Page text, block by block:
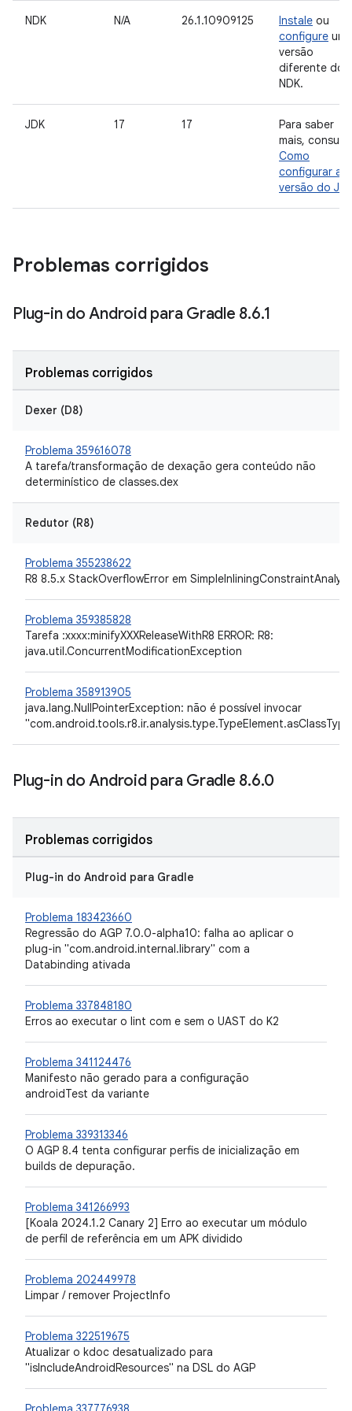
NDK N/A 26.1.10909125 Instale ou
configure uma
versão
diferente do
NDK.
JDK 17 17
Para saber
mais, consulte
Como
configurar a
versão do
Problemas corrigidos
Plug-in do Android para Gradle 8.6.1
Problemas corrigidos
Dexer (D8)
Problema 359616078
A tarefa/transformação de dexação gera conteúdo não
determinístico de classes.dex
Redutor (R8)
Problema 355238622
R8 8.5.x StackOverflowError em
Problema 359385828
Tarefa :xxxx:minifyXXXReleaseWithR8 ERROR: R8:
java.util.ConcurrentModificationException
Problema 358913905
java.lang.NullPointerException: não é possível invocar
Plug-in do Android para Gradle 8.6.0
Problemas corrigidos
Plug-in do Android para Gradle
Problema 183423660
Regressão do AGP 7.0.0-alpha10: falha ao aplicar o
plug-in "com.android.internal.library" com a
Databinding ativada
Problema 337848180
Erros ao executar o lint com e sem o UAST do K2
Problema 341124476
Manifesto não gerado para a configuração
androidTest da variante
Problema 339313346
O AGP 8.4 tenta configurar perfis de inicialização em
builds de depuração.
Problema 341266993
[Koala 2024.1.2 Canary 2] Erro ao executar um módulo
de perfil de referência em um APK dividido
Problema 202449978
Limpar / remover ProjectInfo
Problema 322519675
Atualizar o kdoc desatualizado para
"isIncludeAndroidResources" na DSL do AGP